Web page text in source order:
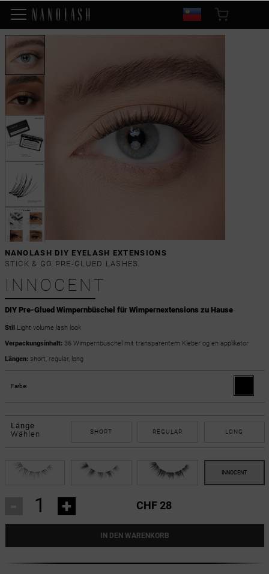
DIY Pre-Glued Wimpernbüschel für Wimpernextensions zu Hause
NANOLASH DIY EYELASH EXTENSIONS
STICK & GO PRE-GLUED LASHES
INNOCENT
StilLight volume lash look
Verpackungsinhalt:36 Wimpernbüschel mit transparentem Kleber og en applikator
Längen:short, regular, long
Farbe:
Länge
Wählen
SHORT REGULAR LONG
+ CHF 28
IN DEN WARENKORB